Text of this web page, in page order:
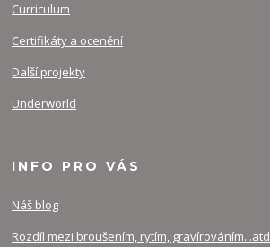
Curriculum
Certifikáty a ocenění
Další projekty
Underworld
INFO PRO VÁS
Náš blog
Rozdíl mezi broušením, rytím, gravírováním...atd